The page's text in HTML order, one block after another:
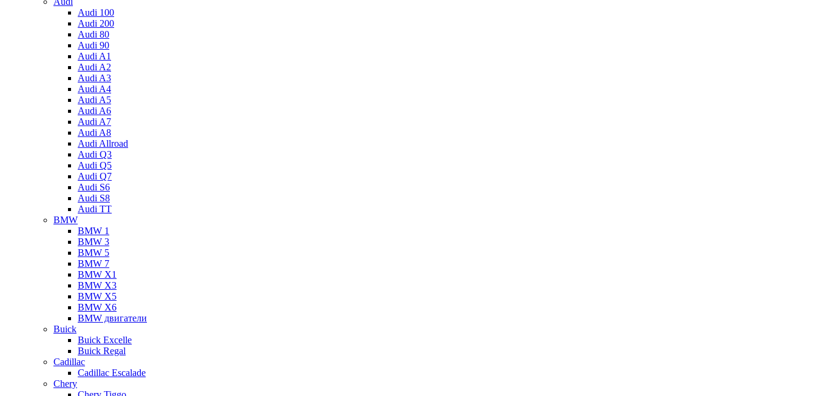
Audi 100
Audi 200
Audi 80
Audi 90
Audi A1
Audi A2
Audi A3
Audi A4
Audi A5
Audi A6
Audi A7
Audi A8
Audi Allroad
Audi Q3
Audi Q5
Audi Q7
Audi S6
Audi S8
Audi TT
BMW
BMW 1
BMW 3
BMW 5
BMW 7
BMW X1
BMW X3
BMW X5
BMW X6
BMW двигатели
Buick
Buick Excelle
Buick Regal
Cadillac
Cadillac Escalade
Chery